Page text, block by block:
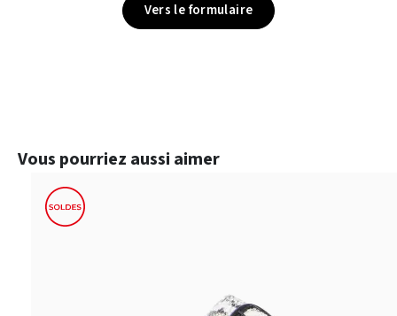
Vers le formulaire
Ignorer la galerie de produits
Vous pourriez aussi aimer